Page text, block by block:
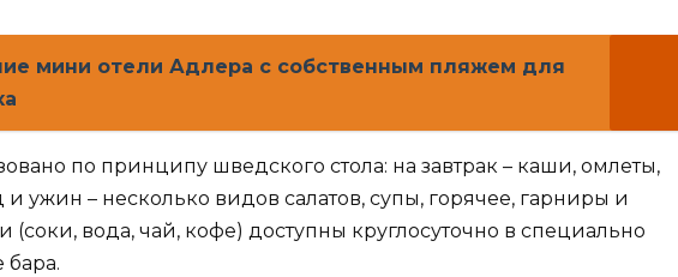
мини отели Адлера с собственным пляжем для
по принципу шведского стола: на завтрак – каши, омлеты,
и ужин – несколько видов салатов, супы, горячее, гарниры и
(соки, вода, чай, кофе) доступны круглосуточно в специально
бара.